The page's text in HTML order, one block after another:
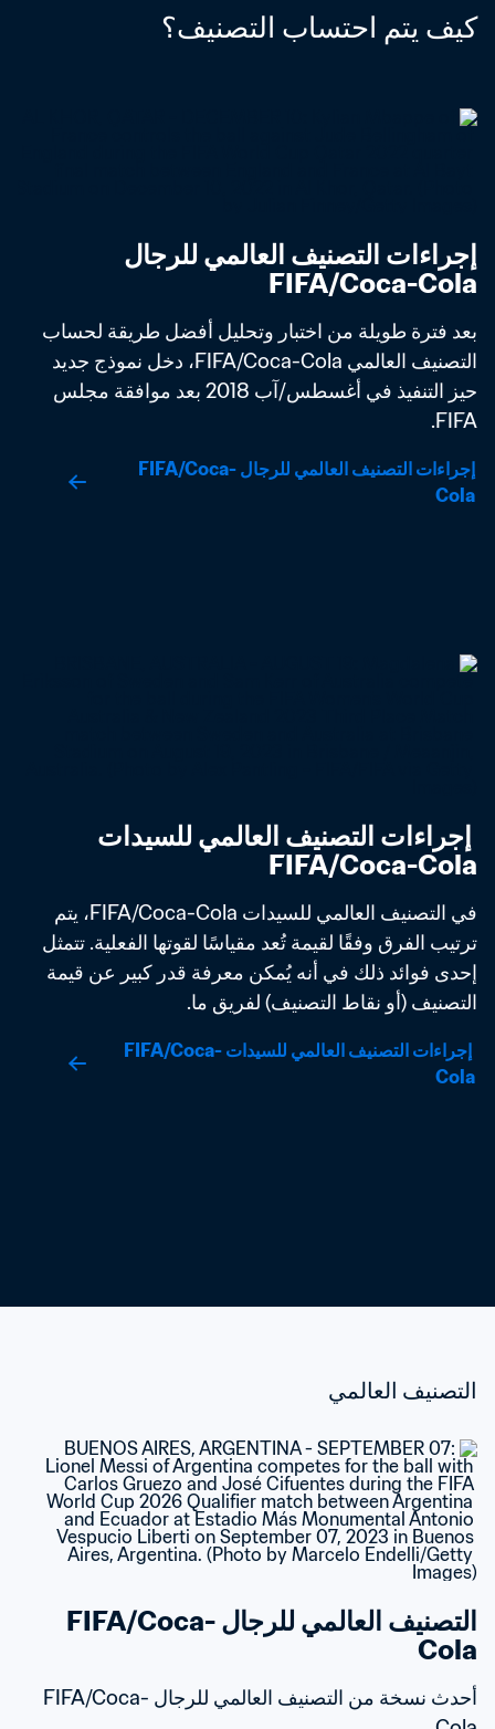
كيف يتم احتساب التصنيف؟
FIFA/Coca-Cola
FIFA.
إجراءات التصنيف العالمي للرجال FIFA/Coca-
Cola
FIFA/Coca-Cola
التصنيف (أو نقاط التصنيف) لفريق ما.
إجراءات التصنيف العالمي للسيدات FIFA/Coca-
Cola
التصنيف العالمي
التصنيف العالمي للرجال FIFA/Coca-
Cola
أحدث نسخة من التصنيف العالمي للرجال FIFA/Coca-